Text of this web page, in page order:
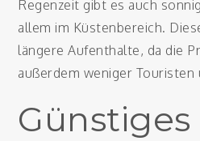
Regenzeit gibt es auch
allem im Küstenbereich.
längere Aufenthalte, da die
außerdem weniger Touristen
Günstiges